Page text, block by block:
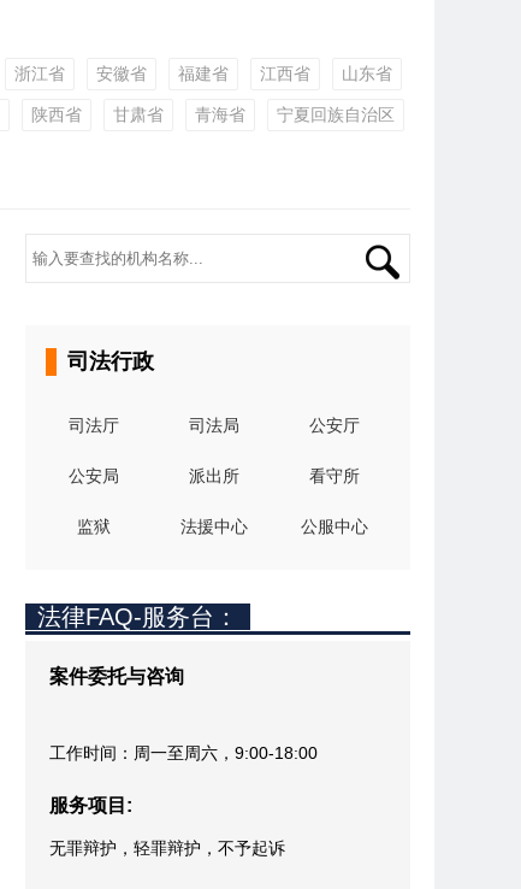
浙江省 安徽省 福建省 江西省 山东省
陕西省 甘肃省 青海省 宁夏回族自治区
司法行政
司法厅 司法局 公安厅
公安局 派出所 看守所
监狱 法援中心 公服中心
法律FAQ-服务台：
案件委托与咨询
工作时间：周一至周六，9:00-18:00
服务项目:
无罪辩护，轻罪辩护，不予起诉